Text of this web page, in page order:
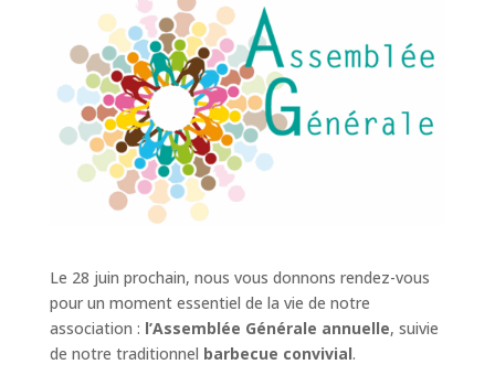
Le 28 juin prochain, nous vous donnons rendez-vous
pour un moment essentiel de la vie de notre
association : l’Assemblée Générale annuelle, suivie
de notre traditionnel barbecue convivial.